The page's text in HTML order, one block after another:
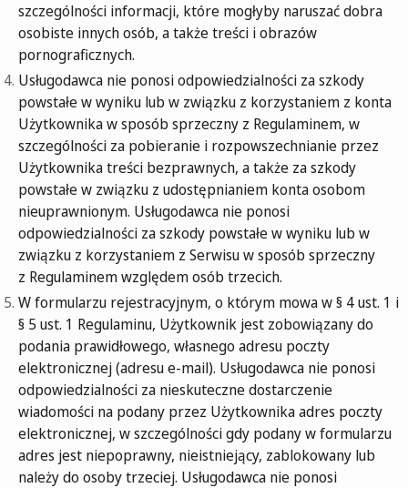
szczególności informacji, które mogłyby naruszać dobra
osobiste innych osób, a także treści i obrazów
pornograficznych.
Usługodawca nie ponosi odpowiedzialności za szkody
powstałe w wyniku lub w związku z korzystaniem z konta
Użytkownika w sposób sprzeczny z Regulaminem, w
szczególności za pobieranie i rozpowszechnianie przez
Użytkownika treści bezprawnych, a także za szkody
powstałe w związku z udostępnianiem konta osobom
nieuprawnionym. Usługodawca nie ponosi
odpowiedzialności za szkody powstałe w wyniku lub w
związku z korzystaniem z Serwisu w sposób sprzeczny
z Regulaminem względem osób trzecich.
W formularzu rejestracyjnym, o którym mowa w § 4 ust. 1 i
§ 5 ust. 1 Regulaminu, Użytkownik jest zobowiązany do
podania prawidłowego, własnego adresu poczty
elektronicznej (adresu e-mail). Usługodawca nie ponosi
odpowiedzialności za nieskuteczne dostarczenie
wiadomości na podany przez Użytkownika adres poczty
elektronicznej, w szczególności gdy podany w formularzu
adres jest niepoprawny, nieistniejący, zablokowany lub
należy do osoby trzeciej. Usługodawca nie ponosi